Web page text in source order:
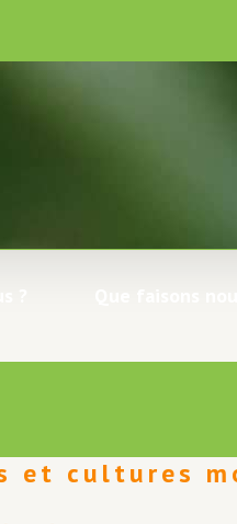
et cultures